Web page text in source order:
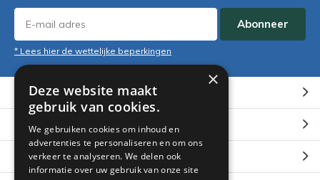
Abonneer
* Lees hier de wettelijke beperkingen
Klantenservice
Mijn account
Categorieën
×
Deze website maakt
gebruik van cookies.
We gebruiken cookies om inhoud en
advertenties te personaliseren en om ons
verkeer te analyseren. We delen ook
informatie over uw gebruik van onze site